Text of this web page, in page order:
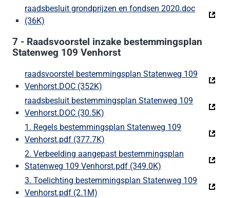
raadsbesluit grondprijzen en fondsen 2020.doc
(36K)
7 - Raadsvoorstel inzake bestemmingsplan
Statenweg 109 Venhorst
raadsvoorstel bestemmingsplan Statenweg 109
Venhorst.DOC (352K) (Deze link gaat naar een externe
raadsbesluit bestemmingsplan Statenweg 109
Venhorst.DOC (30.5K) (Deze link gaat naar een externe
1. Regels bestemmingsplan Statenweg 109
Venhorst.pdf (377.7K) (Deze link gaat naar een externe
2. Verbeelding aangepast bestemmingsplan
Statenweg 109 Venhorst.pdf (349.0K) (Deze link gaat
3. Toelichting bestemmingsplan Statenweg 109
Venhorst.pdf (2.1M) (Deze link gaat naar een externe